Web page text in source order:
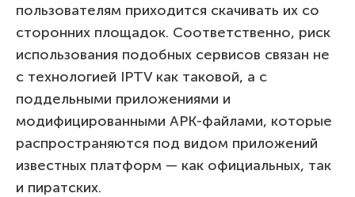
пользователям приходится скачивать их со
сторонних площадок. Соответственно, риск
использования подобных сервисов связан не
с технологией IPTV как таковой, а с
поддельными приложениями и
модифицированными APK-файлами, которые
распространяются под видом приложений
известных платформ — как официальных, так
и пиратских.